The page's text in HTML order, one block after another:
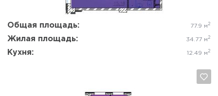
Общая площадь: 77.9 м 2
Жилая площадь: 34.77 м 2
Кухня: 12.49 м 2